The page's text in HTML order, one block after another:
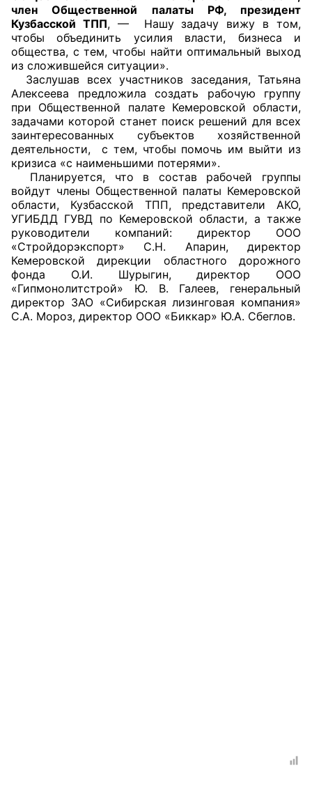
член Общественной палаты РФ, президент
Кузбасской ТПП, — Нашу задачу вижу в том,
чтобы объединить усилия власти, бизнеса и
общества, с тем, чтобы найти оптимальный выход
из сложившейся ситуации».
Заслушав всех участников заседания, Татьяна
Алексеева предложила создать рабочую группу
при Общественной палате Кемеровской области,
задачами которой станет поиск решений для всех
заинтересованных субъектов хозяйственной
деятельности, с тем, чтобы помочь им выйти из
кризиса «с наименьшими потерями».
Планируется, что в состав рабочей группы
войдут члены Общественной палаты Кемеровской
области, Кузбасской ТПП, представители АКО,
УГИБДД ГУВД по Кемеровской области, а также
руководители компаний: директор ООО
«Стройдорэкспорт» С.Н. Апарин, директор
Кемеровской дирекции областного дорожного
фонда О.И. Шурыгин, директор ООО
«Гипмонолитстрой» Ю. В. Галеев, генеральный
директор ЗАО «Сибирская лизинговая компания»
С.А. Мороз, директор ООО «Биккар» Ю.А. Сбеглов.